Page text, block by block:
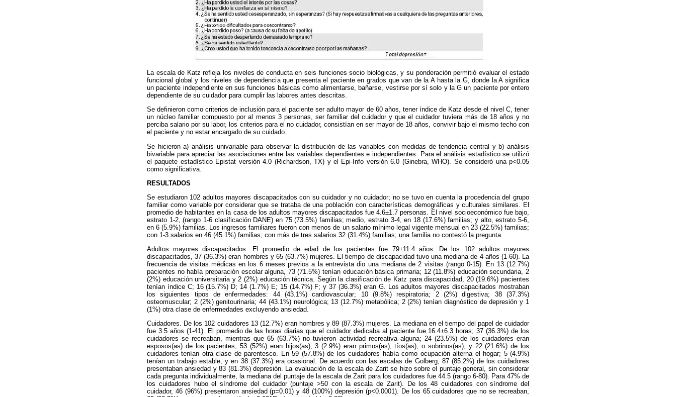
La escala de Katz refleja los niveles de conducta en seis funciones socio biológicas, y su ponderación permitió evaluar el estado
funcional global y los niveles de dependencia que presenta el paciente en grados que van de la A hasta la G, donde la A significa
un paciente independiente en sus funciones básicas como alimentarse, bañarse, vestirse por sí solo y la G un paciente por entero
dependiente de su cuidador para cumplir las labores antes descritas.
Se definieron como criterios de inclusión para el paciente ser adulto mayor de 60 años, tener índice de Katz desde el nivel C, tener
un núcleo familiar compuesto por al menos 3 personas, ser familiar del cuidador y que el cuidador tuviera más de 18 años y no
perciba salario por su labor, los criterios para el no cuidador, consistían en ser mayor de 18 años, convivir bajo el mismo techo con
el paciente y no estar encargado de su cuidado.
Se hicieron a) análisis univariable para observar la distribución de las variables con medidas de tendencia central y b) análisis
bivariable para apreciar las asociaciones entre las variables dependientes e independientes. Para el análisis estadístico se utilizó
el paquete estadístico Epistat versión 4.0 (Richardson, TX) y el Epi-Info versión 6.0 (Ginebra, WHO). Se consideró una p<0.05
como significativa.
RESULTADOS
Se estudiaron 102 adultos mayores discapacitados con su cuidador y no cuidador; no se tuvo en cuenta la procedencia del grupo
familiar como variable por considerar que se trataba de una población con características demográficas y culturales similares. El
promedio de habitantes en la casa de los adultos mayores discapacitados fue 4.6±1.7 personas. El nivel socioeconómico fue bajo,
estrato 1-2, (rango 1-6 clasificación DANE) en 75 (73.5%) familias; medio, estrato 3-4, en 18 (17.6%) familias; y alto, estrato 5-6,
en 6 (5.9%) familias. Los ingresos familiares fueron con menos de un salario mínimo legal vigente mensual en 23 (22.5%) familias;
con 1-3 salarios en 46 (45.1%) familias; con más de tres salarios 32 (31.4%) familias; una familia no contestó la pregunta.
Adultos mayores discapacitados. El promedio de edad de los pacientes fue 79±11.4 años. De los 102 adultos mayores
discapacitados, 37 (36.3%) eran hombres y 65 (63.7%) mujeres. El tiempo de discapacidad tuvo una mediana de 4 años (1-60). La
frecuencia de visitas médicas en los 6 meses previos a la entrevista dio una mediana de 2 visitas (rango 0-15). En 13 (12.7%)
pacientes no había preparación escolar alguna, 73 (71.5%) tenían educación básica primaria; 12 (11.8%) educación secundaria, 2
(2%) educación universitaria y 2 (2%) educación técnica. Según la clasificación de Katz para discapacidad, 20 (19.6%) pacientes
tenían índice C; 16 (15.7%) D; 14 (1.7%) E; 15 (14.7%) F; y 37 (36.3%) eran G. Los adultos mayores discapacitados mostraban
los siguientes tipos de enfermedades: 44 (43.1%) cardiovascular; 10 (9.8%) respiratoria; 2 (2%) digestiva; 38 (37.3%)
osteomuscular; 2 (2%) genitourinaria; 44 (43.1%) neurológica; 13 (12.7%) metabólica; 2 (2%) tenían diagnóstico de depresión y 1
(1%) otra clase de enfermedades excluyendo ansiedad.
Cuidadores. De los 102 cuidadores 13 (12.7%) eran hombres y 89 (87.3%) mujeres. La mediana en el tiempo del papel de cuidador
fue 3.5 años (1-41). El promedio de las horas diarias que el cuidador dedicaba al paciente fue 16.4±6.3 horas; 37 (36.3%) de los
cuidadores se recreaban, mientras que 65 (63.7%) no tuvieron actividad recreativa alguna; 24 (23.5%) de los cuidadores eran
esposos(as) de los pacientes; 53 (52%) eran hijos(as); 3 (2.9%) eran primos(as), tíos(as), o sobrinos(as), y 22 (21.6%) de los
cuidadores tenían otra clase de parentesco. En 59 (57.8%) de los cuidadores había como ocupación alterna el hogar; 5 (4.9%)
tenían un trabajo estable, y en 38 (37.3%) era ocasional. De acuerdo con las escalas de Golberg, 87 (85.2%) de los cuidadores
presentaban ansiedad y 83 (81.3%) depresión. La evaluación de la escala de Zarit se hizo sobre el puntaje general, sin considerar
cada pregunta individualmente, la mediana del puntaje de la escala de Zarit para los cuidadores fue 44.5 (rango 6-80). Para 47% de
los cuidadores hubo el síndrome del cuidador (puntaje >50 con la escala de Zarit). De los 48 cuidadores con síndrome del
cuidador, 46 (96%) presentaron ansiedad (p=0.01) y 48 (100%) depresión (p<0.0001). De los 65 cuidadores que no se recreaban,